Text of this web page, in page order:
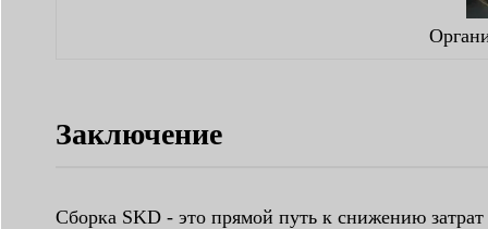
Заключение
Сборка SKD - это прямой путь к снижению